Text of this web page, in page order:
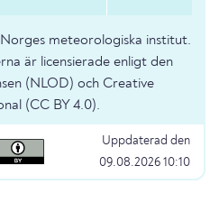
meteorologiska institut.
är licensierade enligt den
(NLOD) och Creative
(CC BY 4.0).
Uppdaterad den
09.08.2026 10:10